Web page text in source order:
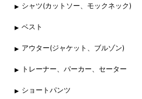
シャツ(カットソー、モックネック)
ベスト
アウター(ジャケット、ブルゾン)
トレーナー、パーカー、セーター
ショートパンツ